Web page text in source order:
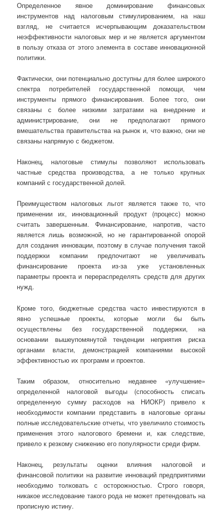
Определенное явное доминирование финансовых
инструментов над налоговым стимулированием, на наш
взгляд, не считается исчерпывающим доказательством
неэффективности налоговых мер и не является аргументом
в пользу отказа от этого элемента в составе инновационной
политики.
Фактически, они потенциально доступны для более широкого
спектра потребителей государственной помощи, чем
инструменты прямого финансирования. Более того, они
связаны с более низкими затратами на внедрение и
администрирование, они не предполагают прямого
вмешательства правительства на рынок и, что важно, они не
связаны напрямую с бюджетом.
Наконец, налоговые стимулы позволяют использовать
частные средства производства, а не только крупных
компаний с государственной долей.
Преимуществом налоговых льгот является также то, что
применении их, инновационный продукт (процесс) можно
считать завершенным. Финансирование, напротив, часто
является лишь возможной, но не гарантированной опорой
для создания инновации, поэтому в случае получения такой
поддержки компании предпочитают не увеличивать
финансирование проекта из-за уже установленных
параметры проекта и перераспределять средств для других
нужд.
Кроме того, бюджетные средства часто инвестируются в
явно успешные проекты, которые могли бы быть
осуществлены без государственной поддержки, на
основании вышеупомянутой тенденции неприятия риска
органами власти, демонстрацией компаниями высокой
эффективностью их программ и проектов.
Таким образом, относительно недавнее «улучшение»
определенной налоговой выгоды (способность списать
определенную сумму расходов на НИОКР) привело к
необходимости компании представить в налоговые органы
полные исследовательские отчеты, что увеличило стоимость
применения этого налогового бремени и, как следствие,
привело к резкому снижению его популярности среди фирм.
Наконец, результаты оценки влияния налоговой и
финансовой политики на развитие инноваций предприятиями
необходимо толковать с осторожностью. Строго говоря,
никакое исследование такого рода не может претендовать на
прописную истину.